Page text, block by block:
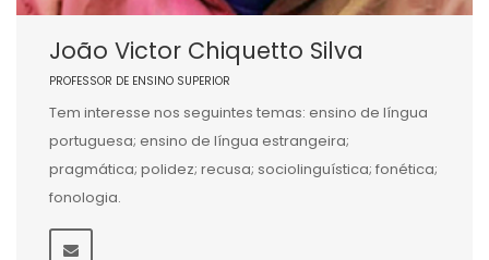
João Victor Chiquetto Silva
PROFESSOR DE ENSINO SUPERIOR
Tem interesse nos seguintes temas: ensino de língua
portuguesa; ensino de língua estrangeira;
pragmática; polidez; recusa; sociolinguística; fonética;
fonologia.